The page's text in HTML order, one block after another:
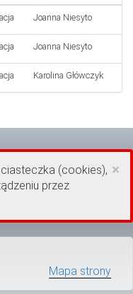
Joanna Niesyto
Joanna Niesyto
Karolina Główczyk
×
(cookies),
przez
Mapa strony